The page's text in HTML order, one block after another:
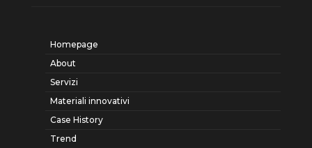
Homepage
About
Servizi
Materiali innovativi
Case History
Trend